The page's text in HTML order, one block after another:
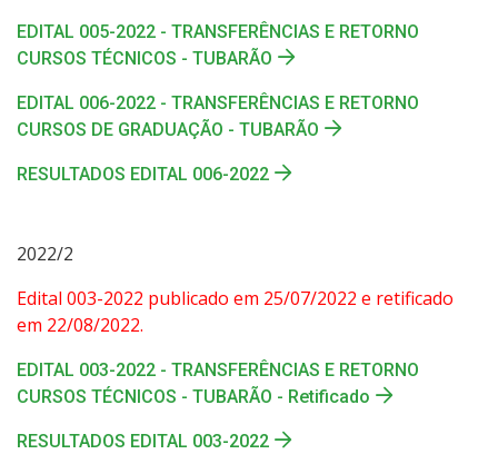
EDITAL 005-2022 - TRANSFERÊNCIAS E RETORNO
CURSOS TÉCNICOS - TUBARÃO
EDITAL 006-2022 - TRANSFERÊNCIAS E RETORNO
CURSOS DE GRADUAÇÃO - TUBARÃO
RESULTADOS EDITAL 006-2022
2022/2
Edital 003-2022 publicado em 25/07/2022 e retificado
em 22/08/2022.
EDITAL 003-2022 - TRANSFERÊNCIAS E RETORNO
CURSOS TÉCNICOS - TUBARÃO - Retificado
RESULTADOS EDITAL 003-2022